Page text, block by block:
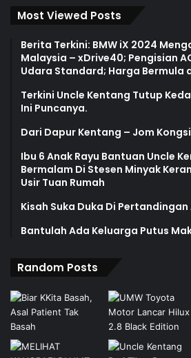
Most Viewed Posts
Berita Terkini: BMW iX 2024
Malaysia – xDrive40; Pengisian
Udara Standard; Harga Bermula
Terkini Uncle Kentang Tutup
Ini Puncanya.
Dari Dapur Kentang – Jom
Ibu 6 Anak Rayu Bantuan Uncle
Bermalam Di Stesen Minyak
Usir Tuan Rumah
Kisah Suka Duka Di
Bantulah Ada Keluarga Putus
Random Posts